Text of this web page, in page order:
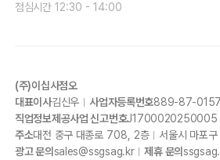
점심시간 12:30 - 14:00
(주)이십사점오
대표이사김신우 사업자등록번호889-87-
직업정보제공사업 신고번호J1700020250005
주소대전 중구 대종로 708, 2층 서울시 마포
광고 문의 sales@ssgsag.kr 제휴 문의